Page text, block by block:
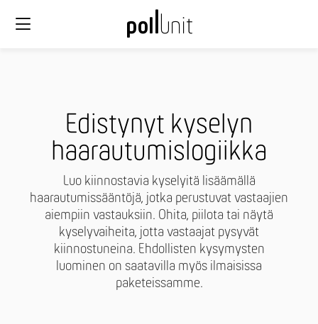
Edistynyt kyselyn
haarautumislogiikka
Luo kiinnostavia kyselyitä lisäämällä
haarautumissääntöjä, jotka perustuvat vastaajien
aiempiin vastauksiin. Ohita, piilota tai näytä
kyselyvaiheita, jotta vastaajat pysyvät
kiinnostuneina. Ehdollisten kysymysten
luominen on saatavilla myös ilmaisissa
paketeissamme.